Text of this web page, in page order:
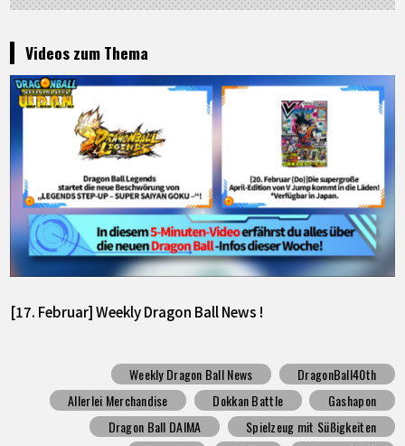
Videos zum Thema
[17. Februar] Weekly Dragon Ball News !
Weekly Dragon Ball News
DragonBall40th
Allerlei Merchandise
Dokkan Battle
Gashapon
Dragon Ball DAIMA
Spielzeug mit Süßigkeiten